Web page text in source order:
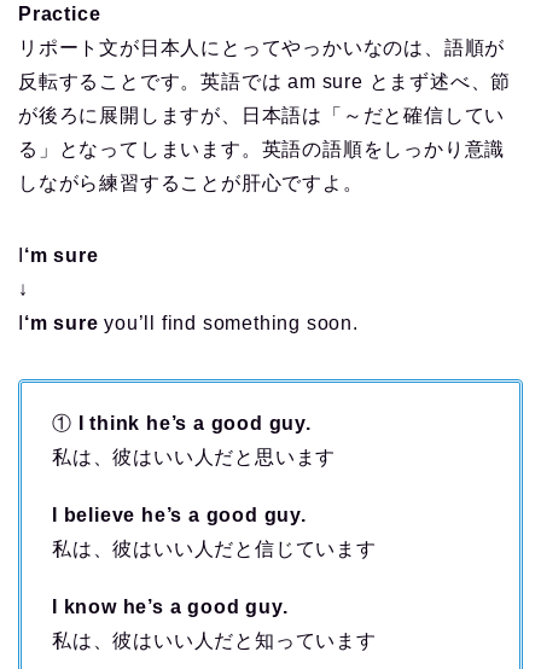
Practice
リポート文が日本人にとってやっかいなのは、語順が
反転することです。英語では am sure とまず述べ、節
が後ろに展開しますが、日本語は「～だと確信してい
る」となってしまいます。英語の語順をしっかり意識
しながら練習することが肝心ですよ。
‘m sure
↓
‘m sure you’ll find something soon.
① I think he’s a good guy.
私は、彼はいい人だと思います
I believe he’s a good guy.
私は、彼はいい人だと信じています
I know he’s a good guy.
私は、彼はいい人だと知っています